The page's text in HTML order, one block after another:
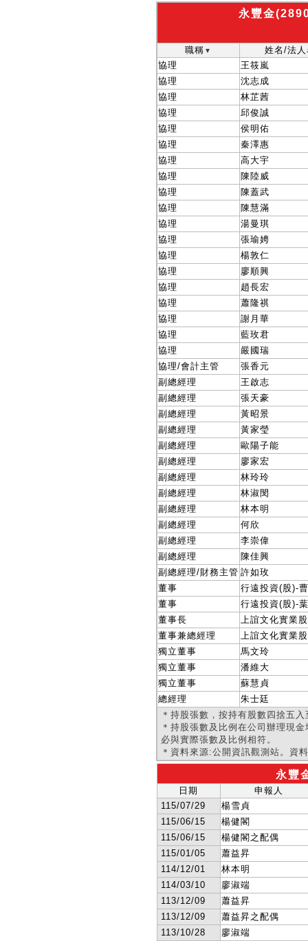
永豐金
職稱 ▼
姓名/法
協理
王筱嵐
協理
沈志成
協理
林芷茜
協理
邱俊誠
協理
侯明佑
協理
秦澤惠
協理
高大宇
協理
陳陸威
協理
陳蓋武
協理
陳慧滿
協理
湯曼琪
協理
張瑜娉
協理
楊敦仁
協理
廖順興
協理
趙長宏
協理
蕭隆祺
協理
謝月華
協理
藍玫君
協理
嚴國瑞
協理/會計主管
張香元
副總經理
王啟志
副總經理
張天豪
副總經理
黃昭景
副總經理
黃家瑩
副總經理
歐陽子能
副總經理
廖家宏
副總經理
林玲玲
副總經理
林淑閔
副總經理
林本明
副總經理
何欣
副總經理
李崇偉
副總經理
陳佳興
副總經理/財務主管 許如玫
董事
行遠投資(股)-
董事
行遠投資(股)-
董事長
上誼文化實業
董事兼總經理
上誼文化實業
獨立董事
馬文玲
獨立董事
潘維大
獨立董事
蘇慧貞
總經理
朱士廷
＊持股張數，按持有股數四捨五
＊持股張數及比例在公司辦理現
必與實際張數及比例相符。
＊資料來源:公開資訊觀測站。資
永豐
日期
申報人
115/07/29
楊雪貞
115/06/15
楊健閣
115/06/15
楊健閣之配偶
115/01/05
蕭益昇
114/12/01
林本明
114/03/10
廖淑端
113/12/09
蕭益昇
113/12/09
蕭益昇之配偶
113/10/28
廖淑端